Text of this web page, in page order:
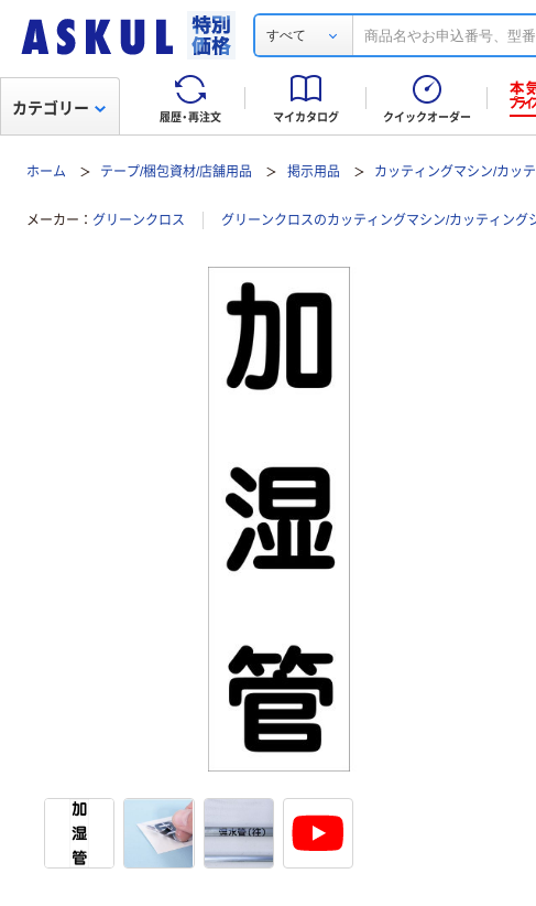
すべて
履歴・再注文 マイカタログ クイックオーダー
カテゴリー
ホーム テープ/梱包資材/店舗用品 掲示用品 カッティングマシン/カッ
メーカー グリーンクロス グリーンクロスのカッティングマシン/カッティング